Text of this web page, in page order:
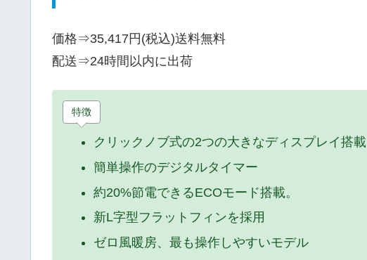
価格⇒35,417円(税込)送料無料
配送⇒24時間以内に出荷
特徴
クリックノブ式の2つの大きなディスプレイ搭載
簡単操作のデジタルタイマー
約20%節電できるECOモード搭載。
新L字型フラットフィンを採用
ゼロ風暖房、最も操作しやすいモデル